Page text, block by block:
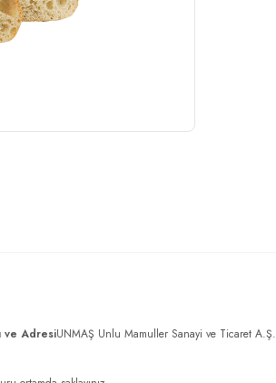
ve AdresiUNMAŞ Unlu Mamuller Sanayi ve Ticaret A.Ş.